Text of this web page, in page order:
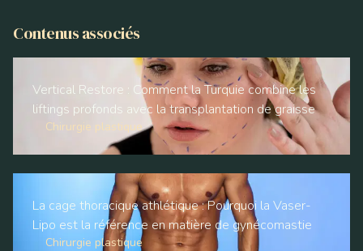
Contenus associés
Vertical Restore : Comment la Turquie combine les
liftings profonds avec la transplantation de graisse
Chirurgie plastique
La cage thoracique athlétique : Pourquoi la Vaser-
Lipo est la référence en matière de gynécomastie
Chirurgie plastique